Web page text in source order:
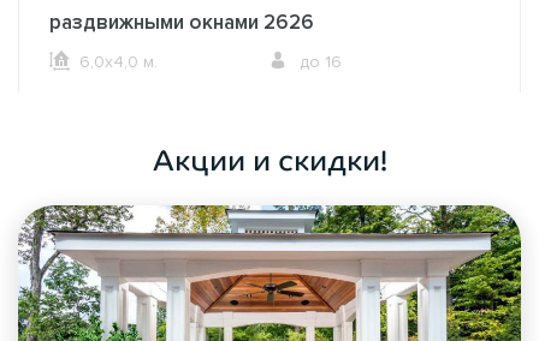
раздвижными окнами 2626
6,0х4,0 м. до 16
Акции и скидки!